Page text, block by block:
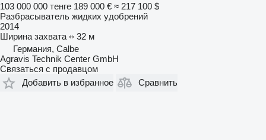
103 000 000 тенге 189 000 € ≈ 217 100 $
Разбрасыватель жидких удобрений
2014
Ширина захвата
32 м
Германия, Calbe
Agravis Technik Center GmbH
Связаться с продавцом
Добавить в избранное
Сравнить